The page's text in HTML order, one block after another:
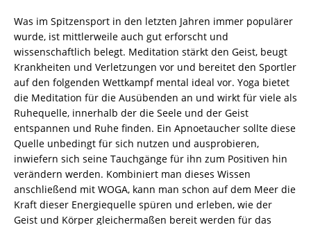
Was im Spitzensport in den letzten Jahren immer populärer
wurde, ist mittlerweile auch gut erforscht und
wissenschaftlich belegt. Meditation stärkt den Geist, beugt
Krankheiten und Verletzungen vor und bereitet den Sportler
auf den folgenden Wettkampf mental ideal vor. Yoga bietet
die Meditation für die Ausübenden an und wirkt für viele als
Ruhequelle, innerhalb der die Seele und der Geist
entspannen und Ruhe finden. Ein Apnoetaucher sollte diese
Quelle unbedingt für sich nutzen und ausprobieren,
inwiefern sich seine Tauchgänge für ihn zum Positiven hin
verändern werden. Kombiniert man dieses Wissen
anschließend mit WOGA, kann man schon auf dem Meer die
Kraft dieser Energiequelle spüren und erleben, wie der
Geist und Körper gleichermaßen bereit werden für das